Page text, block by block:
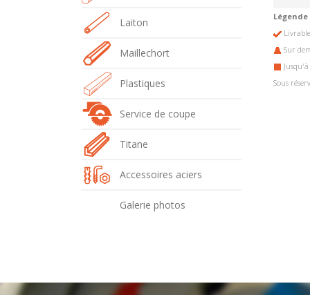
Laiton
Maillechort
Plastiques
Service de coupe
Titane
Accessoires aciers
Galerie photos
Légende
Livrable
Sur
Sous